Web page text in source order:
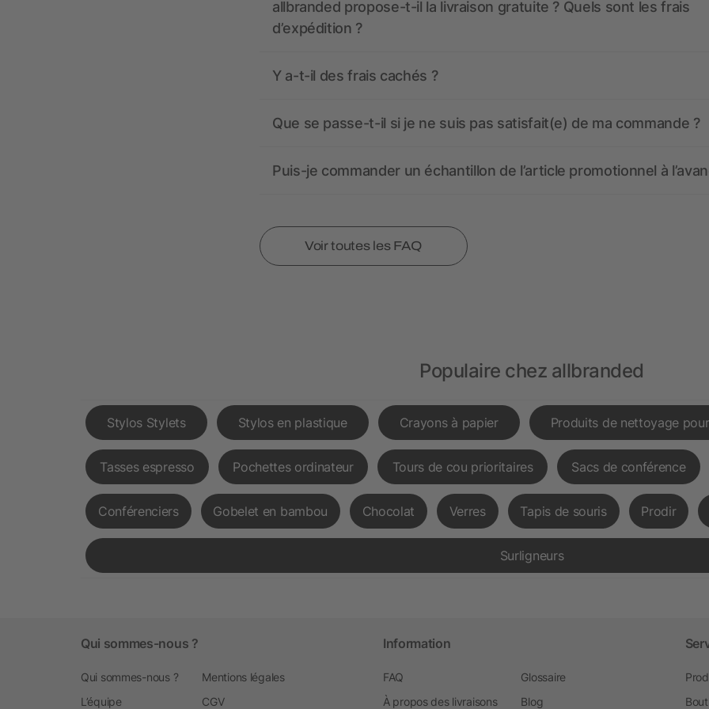
allbranded propose-t-il la livraison gratuite ? Quels sont les frais
d’expédition ?
Y a-t-il des frais cachés ?
Que se passe-t-il si je ne suis pas satisfait(e) de ma commande ?
Puis-je commander un échantillon de l’article promotionnel à
Voir toutes les FAQ
Populaire chez allbranded
Stylos Stylets Stylos en plastique Crayons à papier Produits de nettoyage
Tasses espresso Pochettes ordinateur Tours de cou prioritaires Sacs de conférence
Conférenciers Gobelet en bambou Chocolat Verres Tapis de souris Prodir
Surligneurs
Qui sommes-nous ?
Qui sommes-nous ?
L’équipe
Mentions légales
CGV
Information
FAQ
À propos des livraisons
Glossaire
Blog